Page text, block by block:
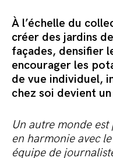
À l’échelle du
créer des jardins
façades, densifier
encourager les
de vue individuel,
chez soi devient
Un autre monde
en harmonie avec
équipe de